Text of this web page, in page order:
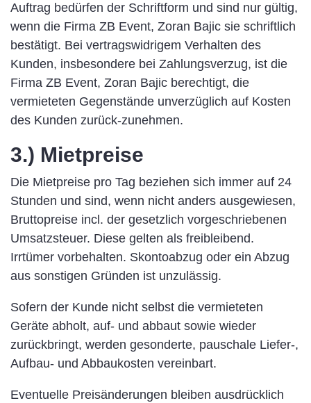
Auftrag bedürfen der Schriftform und sind nur gültig,
wenn die Firma ZB Event, Zoran Bajic sie schriftlich
bestätigt. Bei vertragswidrigem Verhalten des
Kunden, insbesondere bei Zahlungsverzug, ist die
Firma ZB Event, Zoran Bajic berechtigt, die
vermieteten Gegenstände unverzüglich auf Kosten
des Kunden zurück-zunehmen.
3.) Mietpreise
Die Mietpreise pro Tag beziehen sich immer auf 24
Stunden und sind, wenn nicht anders ausgewiesen,
Bruttopreise incl. der gesetzlich vorgeschriebenen
Umsatzsteuer. Diese gelten als freibleibend.
Irrtümer vorbehalten. Skontoabzug oder ein Abzug
aus sonstigen Gründen ist unzulässig.
Sofern der Kunde nicht selbst die vermieteten
Geräte abholt, auf- und abbaut sowie wieder
zurückbringt, werden gesonderte, pauschale Liefer-,
Aufbau- und Abbaukosten vereinbart.
Eventuelle Preisänderungen bleiben ausdrücklich